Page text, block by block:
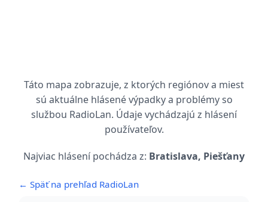
Táto mapa zobrazuje, z ktorých regiónov a miest
sú aktuálne hlásené výpadky a problémy so
službou RadioLan. Údaje vychádzajú z hlásení
používateľov.
Najviac hlásení pochádza z: Bratislava, Piešťany
← Späť na prehľad RadioLan